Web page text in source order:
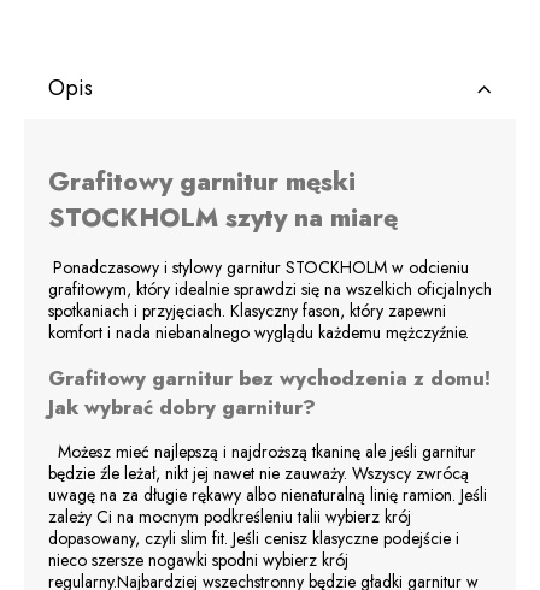
Opis
Grafitowy garnitur męski
STOCKHOLM szyty na miarę
Ponadczasowy i stylowy garnitur STOCKHOLM w odcieniu
grafitowym, który idealnie sprawdzi się na wszelkich oficjalnych
spotkaniach i przyjęciach. Klasyczny fason, który zapewni
komfort i nada niebanalnego wyglądu każdemu mężczyźnie.
Grafitowy garnitur bez wychodzenia z domu!
Jak wybrać dobry garnitur?
Możesz mieć najlepszą i najdroższą tkaninę ale jeśli garnitur
będzie źle leżał, nikt jej nawet nie zauważy. Wszyscy zwrócą
uwagę na za długie rękawy albo nienaturalną linię ramion. Jeśli
zależy Ci na mocnym podkreśleniu talii wybierz krój
dopasowany, czyli slim fit. Jeśli cenisz klasyczne podejście i
nieco szersze nogawki spodni wybierz krój
regularny.Najbardziej wszechstronny będzie gładki garnitur w